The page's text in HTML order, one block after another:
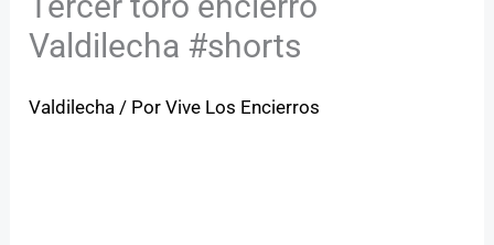
Valdilecha #shorts
Valdilecha / PorVive Los Encierros